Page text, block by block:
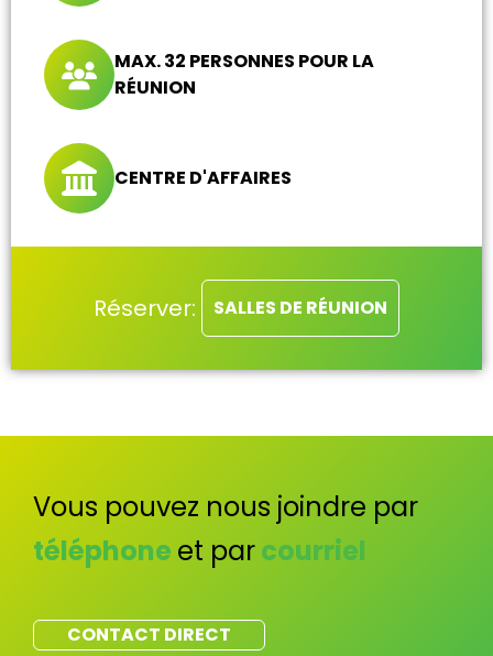
MAX. 32 PERSONNES POUR LA
RÉUNION
CENTRE D'AFFAIRES
Réserver: SALLES DE RÉUNION
Vous pouvez nous joindre par
téléphone et parcourriel
CONTACT DIRECT